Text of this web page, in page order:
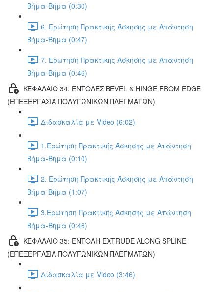
Βήμα-Βήμα (0:30)
6. Ερώτηση Πρακτικής Άσκησης με Απάντηση
Βήμα-Βήμα (0:47)
7. Ερώτηση Πρακτικής Άσκησης με Απάντηση
Βήμα-Βήμα (0:46)
ΚΕΦΑΛΑΙΟ 34: ΕΝΤΟΛΕΣ BEVEL & HINGE FROM EDGE
(ΕΠΕΞΕΡΓΑΣΙΑ ΠΟΛΥΓΩΝΙΚΩΝ ΠΛΕΓΜΑΤΩΝ)
Διδασκαλία με Video (6:02)
1.Ερώτηση Πρακτικής Άσκησης με Απάντηση
Βήμα-Βήμα (0:10)
2. Ερώτηση Πρακτικής Άσκησης με Απάντηση
Βήμα-Βήμα (1:07)
3.Ερώτηση Πρακτικής Άσκησης με Απάντηση
Βήμα-Βήμα (0:46)
ΚΕΦΑΛΑΙΟ 35: ΕΝΤΟΛΗ EXTRUDE ALONG SPLINE
(ΕΠΕΞΕΡΓΑΣΙΑ ΠΟΛΥΓΩΝΙΚΩΝ ΠΛΕΓΜΑΤΩΝ)
Διδασκαλία με Video (3:46)